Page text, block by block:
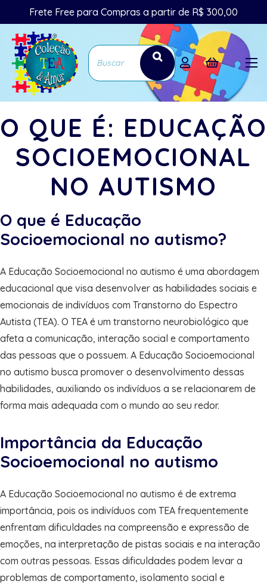
Frete Free para Compras a partir de R$ 300,00
O QUE É: EDUCAÇÃO
SOCIOEMOCIONAL
NO AUTISMO
O que é Educação
Socioemocional no autismo?
A Educação Socioemocional no autismo é uma abordagem
educacional que visa desenvolver as habilidades sociais e
emocionais de indivíduos com Transtorno do Espectro
Autista (TEA). O TEA é um transtorno neurobiológico que
afeta a comunicação, interação social e comportamento
das pessoas que o possuem. A Educação Socioemocional
no autismo busca promover o desenvolvimento dessas
habilidades, auxiliando os indivíduos a se relacionarem de
forma mais adequada com o mundo ao seu redor.
Importância da Educação
Socioemocional no autismo
A Educação Socioemocional no autismo é de extrema
importância, pois os indivíduos com TEA frequentemente
enfrentam dificuldades na compreensão e expressão de
emoções, na interpretação de pistas sociais e na interação
com outras pessoas. Essas dificuldades podem levar a
problemas de comportamento, isolamento social e